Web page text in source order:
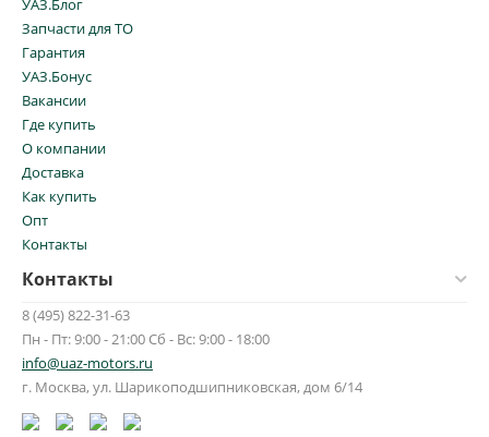
УАЗ.Блог
Запчасти для ТО
Гарантия
УАЗ.Бонус
Вакансии
Где купить
О компании
Доставка
Как купить
Опт
Контакты
Контакты
8 (495) 822-31-63
Пн - Пт: 9:00 - 21:00 Сб - Вс: 9:00 - 18:00
info@uaz-motors.ru
г. Москва, ул. Шарикоподшипниковская, дом 6/14